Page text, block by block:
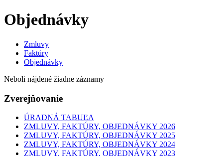
Objednávky
Zmluvy
Faktúry
Objednávky
Neboli nájdené žiadne záznamy
Zverejňovanie
ÚRADNÁ TABUĽA
ZMLUVY, FAKTÚRY, OBJEDNÁVKY 2026
ZMLUVY, FAKTÚRY, OBJEDNÁVKY 2025
ZMLUVY, FAKTÚRY, OBJEDNÁVKY 2024
ZMLUVY, FAKTÚRY, OBJEDNÁVKY 2023